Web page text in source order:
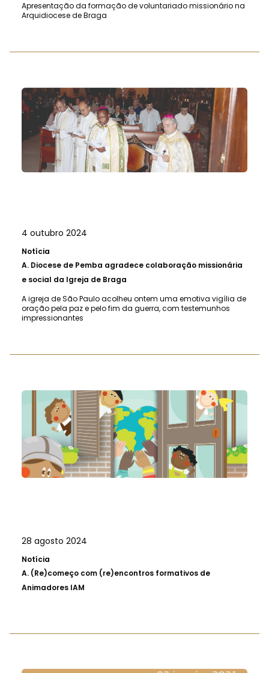
Apresentação da formação de voluntariado missionário na
Arquidiocese de Braga
4 outubro 2024
Notícia
A. Diocese de Pemba agradece colaboração missionária
e social da Igreja de Braga
A igreja de São Paulo acolheu ontem uma emotiva vigília de
oração pela paz e pelo fim da guerra, com testemunhos
impressionantes
28 agosto 2024
Notícia
A. (Re)começo com (re)encontros formativos de
Animadores IAM